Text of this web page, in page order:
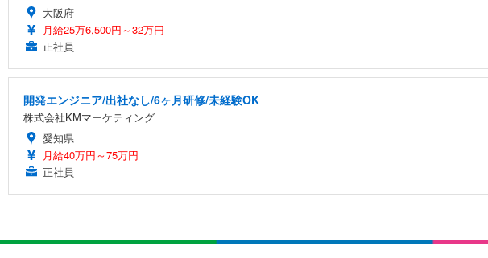
大阪府
月給25万6,500円～32万円
正社員
開発エンジニア/出社なし/6ヶ月研修/未経験OK
株式会社KMマーケティング
愛知県
月給40万円～75万円
正社員